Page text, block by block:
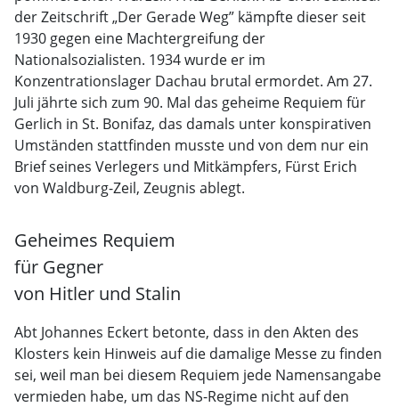
der Zeitschrift „Der Gerade Weg” kämpfte dieser seit
1930 gegen eine Machtergreifung der
Nationalsozialisten. 1934 wurde er im
Konzentrationslager Dachau brutal ermordet. Am 27.
Juli jährte sich zum 90. Mal das geheime Requiem für
Gerlich in St. Bonifaz, das damals unter konspirativen
Umständen stattfinden musste und von dem nur ein
Brief seines Verlegers und Mitkämpfers, Fürst Erich
von Waldburg-Zeil, Zeugnis ablegt.
Geheimes Requiem
für Gegner
von Hitler und Stalin
Abt Johannes Eckert betonte, dass in den Akten des
Klosters kein Hinweis auf die damalige Messe zu finden
sei, weil man bei diesem Requiem jede Namensangabe
vermieden habe, um das NS-Regime nicht auf den